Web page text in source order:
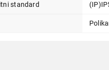
standard